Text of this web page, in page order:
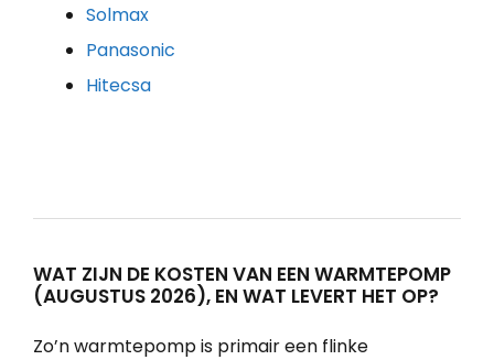
Solmax
Panasonic
Hitecsa
WAT ZIJN DE KOSTEN VAN EEN WARMTEPOMP
(AUGUSTUS 2026), EN WAT LEVERT HET OP?
Zo’n warmtepomp is primair een flinke